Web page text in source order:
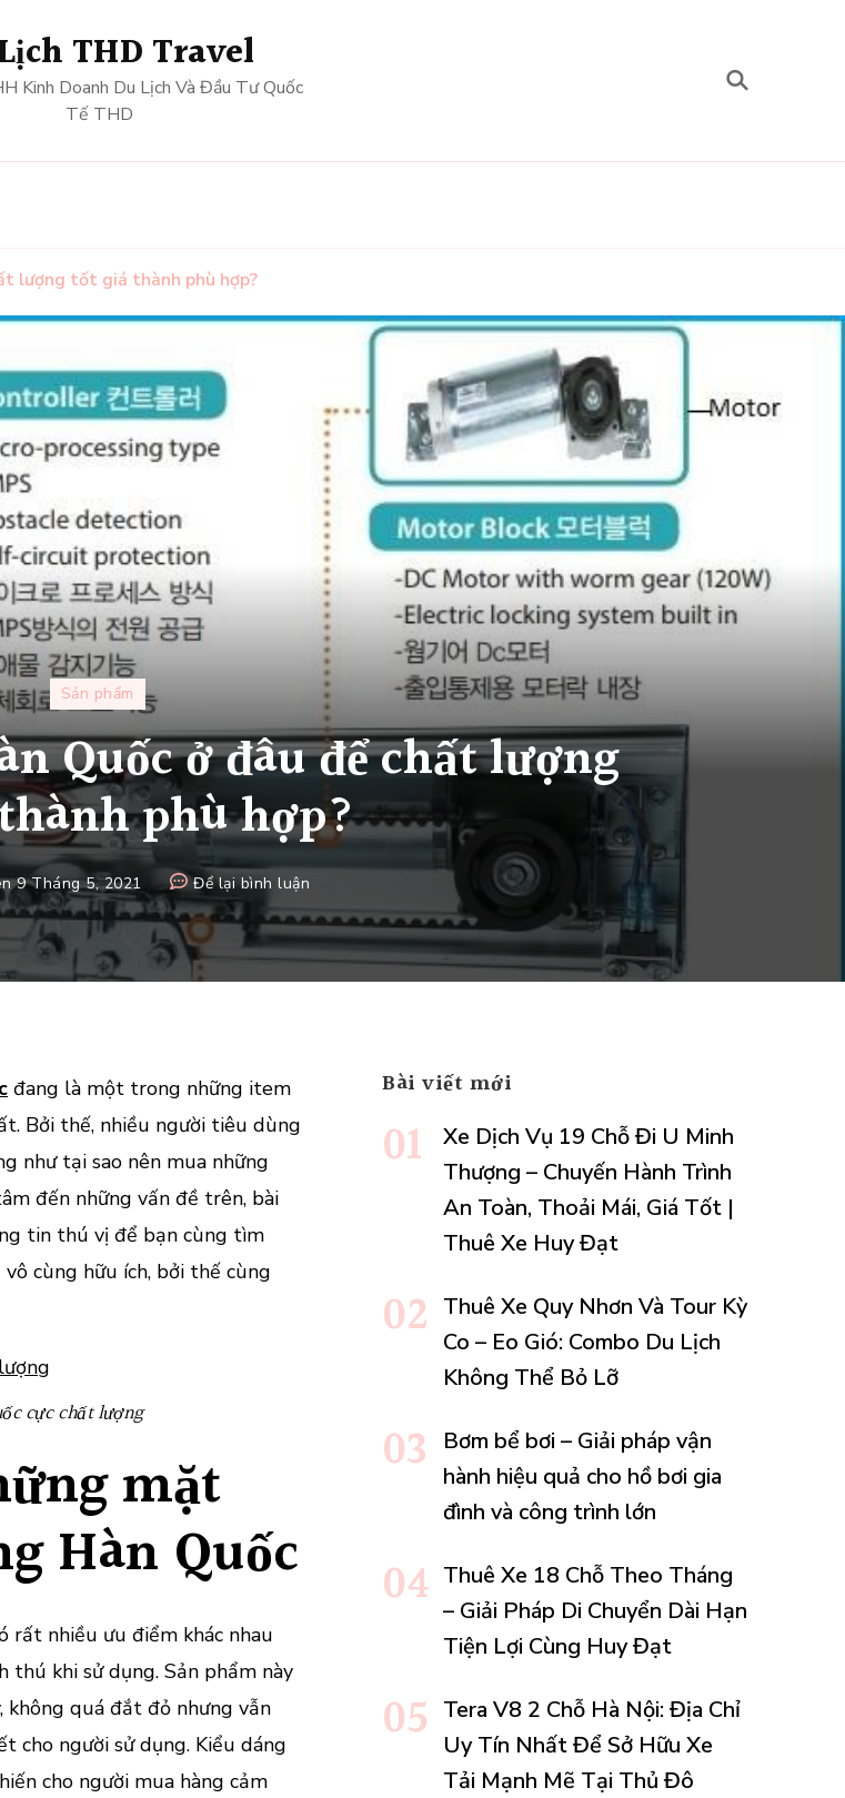
THD Travel
Kinh Doanh Du Lịch Và Đầu Tư Quốc
Tế THD
lượng tốt giá thành phù hợp?
Sản phẩm
Quốc ở đâu để chất lượng
phù hợp?
9 Tháng 5, 2021 Để lại bình luận
Mua
cửa
tự
đang là một trong những item
Bởi thế, nhiều người tiêu dùng
như tại sao nên mua những
đến những vấn đề trên, bài
tin thú vị để bạn cùng tìm
cùng hữu ích, bởi thế cùng
cực chất lượng
mặt
Hàn Quốc
rất nhiều ưu điểm khác nhau
thú khi sử dụng. Sản phẩm này
không quá đắt đỏ nhưng vẫn
cho người sử dụng. Kiểu dáng
cho người mua hàng cảm
Bài viết mới
Xe Dịch Vụ 19 Chỗ Đi U Minh
Thượng – Chuyến Hành Trình
An Toàn, Thoải Mái, Giá Tốt |
Thuê Xe Huy Đạt
Thuê Xe Quy Nhơn Và Tour Kỳ
Co – Eo Gió: Combo Du Lịch
Không Thể Bỏ Lỡ
Bơm bể bơi – Giải pháp vận
hành hiệu quả cho hồ bơi gia
đình và công trình lớn
Thuê Xe 18 Chỗ Theo Tháng
– Giải Pháp Di Chuyển Dài Hạn
Tiện Lợi Cùng Huy Đạt
Tera V8 2 Chỗ Hà Nội: Địa Chỉ
Uy Tín Nhất Để Sở Hữu Xe
Tải Mạnh Mẽ Tại Thủ Đô